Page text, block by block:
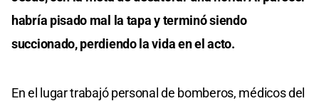
habría pisado mal la tapa y terminó siendo
succionado, perdiendo la vida en el acto.
En el lugar trabajó personal de bomberos, médicos del